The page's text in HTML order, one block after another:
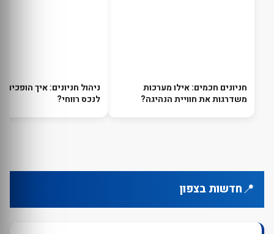
חניונים חכמים: אילו מערכות
משדרגות את חוויית הנהיגה?
ניהול חניונים: איך הופכים
לנכס רווחי?
📍חדשות בצפון